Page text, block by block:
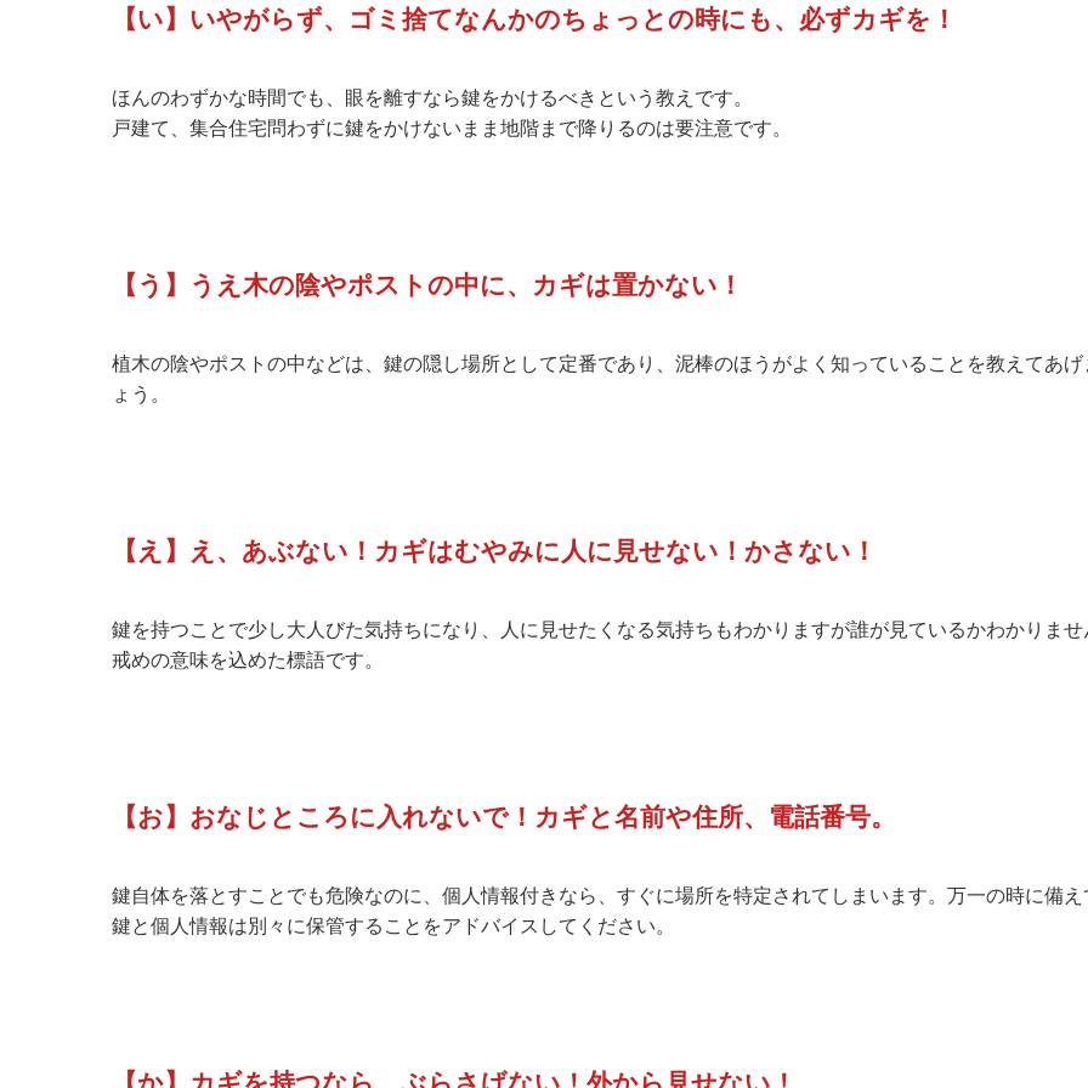
【い】いやがらず、ゴミ捨てなんかのちょっとの時にも、必ずカギを！
ほんのわずかな時間でも、眼を離すなら鍵をかけるべきという教えです。
戸建て、集合住宅問わずに鍵をかけないまま地階まで降りるのは要注意です。
【う】うえ木の陰やポストの中に、カギは置かない！
植木の陰やポストの中などは、鍵の隠し場所として定番であり、泥棒のほうがよく知っていることを教えてあげ
ょう。
【え】え、あぶない！カギはむやみに人に見せない！かさない！
鍵を持つことで少し大人びた気持ちになり、人に見せたくなる気持ちもわかりますが誰が見ているかわかりませ
戒めの意味を込めた標語です。
【お】おなじところに入れないで！カギと名前や住所、電話番号。
鍵自体を落とすことでも危険なのに、個人情報付きなら、すぐに場所を特定されてしまいます。万一の時に備え
鍵と個人情報は別々に保管することをアドバイスしてください。
【か】カギを持つなら、ぶらさげない！外から見せない！